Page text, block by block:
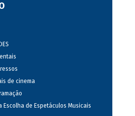
de cinema
Escolha de Espetáculos Musicais